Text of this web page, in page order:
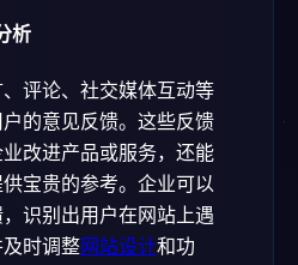
析
评论、社交媒体互动等
的意见反馈。这些反馈
改进产品或服务，还能
宝贵的参考。企业可以
识别出用户在网站上遇
时调整网站设计和功